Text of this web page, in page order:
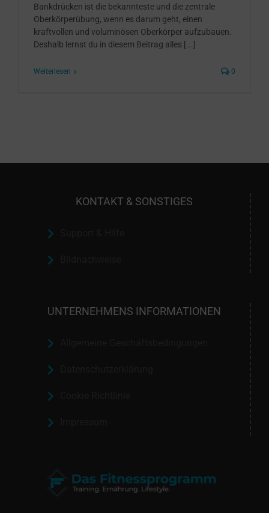
Bankdrücken ist die bekannteste und die zentrale
Oberkörperübung, wenn es darum geht, einen
kraftvollen und voluminösen Oberkörper aufzubauen.
Deshalb lernst du in diesem Beitrag alles [...]
Weiterlesen 0
KONTAKT & SONSTIGES
UNTERNEHMENS INFORMATIONEN